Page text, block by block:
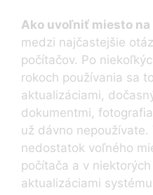
Ako uvoľniť miesto
medzi najčastejšie
počítačov. Po
rokoch používania sa
aktualizáciami,
dokumentmi,
už dávno
nedostatok voľného
počítača a v
aktualizáciami